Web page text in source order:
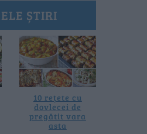
ȘTIRI
10 rețete cu
dovlecei de
pregătit vara
asta